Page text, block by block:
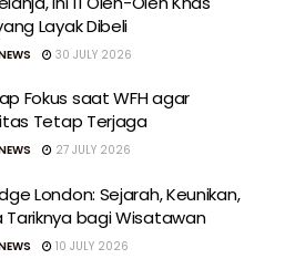
Layak Dibeli
30 JULY 2026
Fokus saat WFH agar
Tetap Terjaga
27 JULY 2026
London: Sejarah, Keunikan,
Tariknya bagi Wisatawan
10 JULY 2026